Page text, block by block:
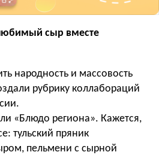
сыр вместе
народность и массовость
рубрику коллабораций
«Блюдо региона». Кажется,
тульский пряник
пельмени с сырной